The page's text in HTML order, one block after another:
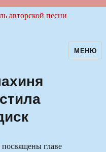
авторскойМЕНЮ
главе